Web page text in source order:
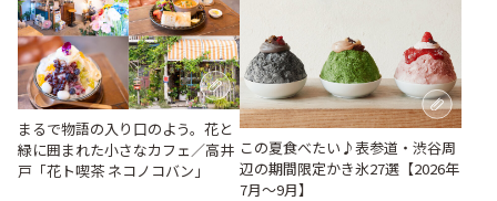
まるで物語の入り口のよう。花と
緑に囲まれた小さなカフェ／高井
戸「花ト喫茶 ネコノコバン」
この夏食べたい♪表参道・渋谷周
辺の期間限定かき氷27選【2026年
7月～9月】